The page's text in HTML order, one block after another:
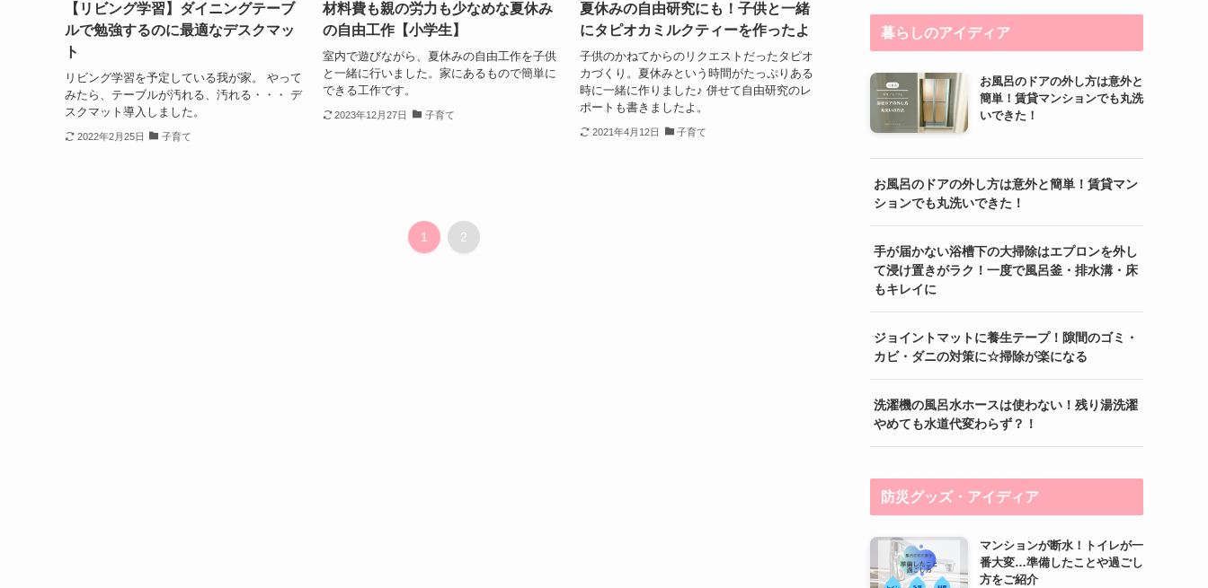
【リビング学習】ダイニングテーブ
ルで勉強するのに最適なデスクマッ
ト
リビング学習を予定している我が家。 やって
みたら、テーブルが汚れる、汚れる・・・ デ
スクマット導入しました。
2022年2月25日 子育て
材料費も親の労力も少なめな夏休み
の自由工作【小学生】
室内で遊びながら、夏休みの自由工作を子供
と一緒に行いました。家にあるもので簡単に
できる工作です。
2023年12月27日 子育て
夏休みの自由研究にも！子供と一緒
にタピオカミルクティーを作ったよ
子供のかねてからのリクエストだったタピオ
カづくり。夏休みという時間がたっぷりある
時に一緒に作りました♪ 併せて自由研究のレ
ポートも書きましたよ。
2021年4月12日 子育て
1 2
暮らしのアイディア
お風呂のドアの外し方は意外と
簡単！賃貸マンションでも丸洗
いできた！
お風呂のドアの外し方は意外と簡単！賃貸マン
ションでも丸洗いできた！
手が届かない浴槽下の大掃除はエプロンを外し
て浸け置きがラク！一度で風呂釜・排水溝・床
もキレイに
ジョイントマットに養生テープ！隙間のゴミ・
カビ・ダニの対策に☆掃除が楽になる
洗濯機の風呂水ホースは使わない！残り湯洗濯
やめても水道代変わらず？！
防災グッズ・アイディア
マンションが断水！トイレが一
番大変…準備したことや過ごし
方をご紹介